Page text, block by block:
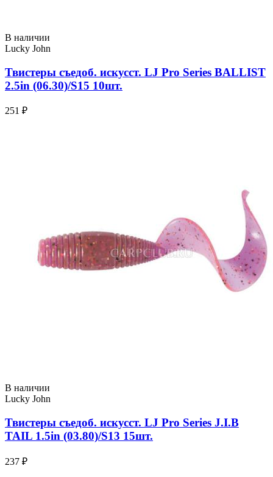
В наличии
Lucky John
Твистеры съедоб. искусст. LJ Pro Series BALLIST
2.5in (06.30)/S15 10шт.
251 ₽
В наличии
Lucky John
Твистеры съедоб. искусст. LJ Pro Series J.I.B
TAIL 1.5in (03.80)/S13 15шт.
237 ₽